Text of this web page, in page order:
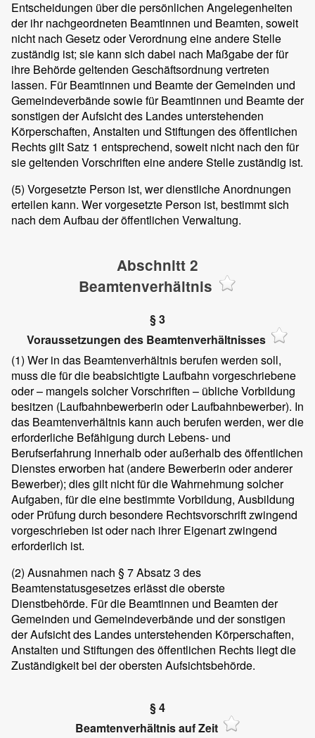
Entscheidungen über die persönlichen Angelegenheiten
der ihr nachgeordneten Beamtinnen und Beamten, soweit
nicht nach Gesetz oder Verordnung eine andere Stelle
zuständig ist; sie kann sich dabei nach Maßgabe der für
ihre Behörde geltenden Geschäftsordnung vertreten
lassen. Für Beamtinnen und Beamte der Gemeinden und
Gemeindeverbände sowie für Beamtinnen und Beamte der
sonstigen der Aufsicht des Landes unterstehenden
Körperschaften, Anstalten und Stiftungen des öffentlichen
Rechts gilt Satz 1 entsprechend, soweit nicht nach den für
sie geltenden Vorschriften eine andere Stelle zuständig ist.
(5) Vorgesetzte Person ist, wer dienstliche Anordnungen
erteilen kann. Wer vorgesetzte Person ist, bestimmt sich
nach dem Aufbau der öffentlichen Verwaltung.
Abschnitt 2
Beamtenverhältnis
§ 3
Voraussetzungen des Beamtenverhältnisses
(1) Wer in das Beamtenverhältnis berufen werden soll,
muss die für die beabsichtigte Laufbahn vorgeschriebene
oder – mangels solcher Vorschriften – übliche Vorbildung
besitzen (Laufbahnbewerberin oder Laufbahnbewerber). In
das Beamtenverhältnis kann auch berufen werden, wer die
erforderliche Befähigung durch Lebens- und
Berufserfahrung innerhalb oder außerhalb des öffentlichen
Dienstes erworben hat (andere Bewerberin oder anderer
Bewerber); dies gilt nicht für die Wahrnehmung solcher
Aufgaben, für die eine bestimmte Vorbildung, Ausbildung
oder Prüfung durch besondere Rechtsvorschrift zwingend
vorgeschrieben ist oder nach ihrer Eigenart zwingend
erforderlich ist.
(2) Ausnahmen nach § 7 Absatz 3 des
Beamtenstatusgesetzes erlässt die oberste
Dienstbehörde. Für die Beamtinnen und Beamten der
Gemeinden und Gemeindeverbände und der sonstigen
der Aufsicht des Landes unterstehenden Körperschaften,
Anstalten und Stiftungen des öffentlichen Rechts liegt die
Zuständigkeit bei der obersten Aufsichtsbehörde.
§ 4
Beamtenverhältnis auf Zeit